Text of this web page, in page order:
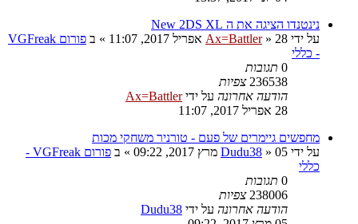
נינטנדו הציגה את ה New 2DS XL
על ידי
Ax=Battler» 28 אפריל 2017, 11:07 » ב
פורום VGFreak
- כללי
0 תגובות
236538 צפיות
הודעה אחרונה על ידיAx=Battler
28 אפריל 2017, 11:07
מחפשים גיימרים של פעם - טורניר משחקי מכות
על ידי
Dudu38 » 05 מרץ 2017, 09:22 » ב
פורום VGFreak -
כללי
0 תגובות
238006 צפיות
הודעה אחרונה על ידי Dudu38